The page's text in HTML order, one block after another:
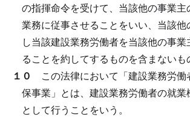
の指揮命令を受けて、当該他の事業主
業務に従事させることをいい、当該他
し当該建設業務労働者を当該他の事
ることを約してするものを含まないも
１０ この法律において「建設業務労働
保事業」とは、建設業務労働者の就業
として行うことをいう。